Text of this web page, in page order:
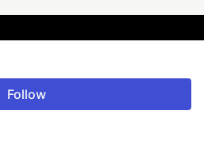
Follow